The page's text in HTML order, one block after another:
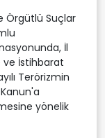
Örgütlü Suçlar
İl
ve İstihbarat
Terörizmin
yönelik